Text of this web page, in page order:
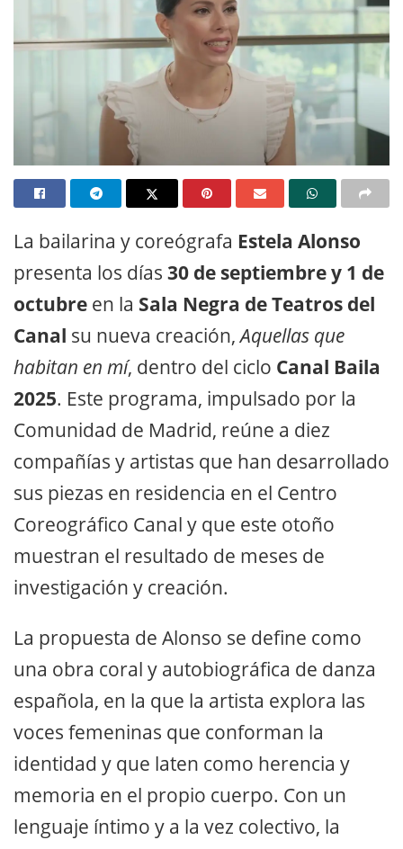
La bailarina y coreógrafa Estela Alonso
presenta los días 30 de septiembre y 1 de
octubre en la Sala Negra de Teatros del
Canal su nueva creación,Aquellas que
habitan en mí, dentro del ciclo Canal Baila
2025. Este programa, impulsado por la
Comunidad de Madrid, reúne a diez
compañías y artistas que han desarrollado
sus piezas en residencia en el Centro
Coreográfico Canal y que este otoño
muestran el resultado de meses de
investigación y creación.
La propuesta de Alonso se define como
una obra coral y autobiográfica de danza
española, en la que la artista explora las
voces femeninas que conforman la
identidad y que laten como herencia y
memoria en el propio cuerpo. Con un
lenguaje íntimo y a la vez colectivo, la